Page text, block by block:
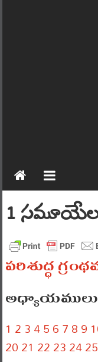
1
పరిశుద్ధ
1 23456789
2021 22232425